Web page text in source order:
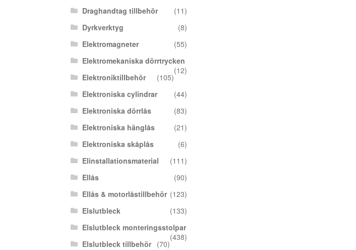
Draghandtag tillbehör
(11)
Dyrkverktyg
(8)
Elektromagneter
(55)
Elektromekaniska dörrtrycken
(12)
Elektroniktillbehör
(105)
Elektroniska cylindrar
(44)
Elektroniska dörrlås
(83)
Elektroniska hänglås
(21)
Elektroniska skåplås
(6)
Elinstallationsmaterial
(111)
Ellås
(90)
Ellås & motorlåstillbehör (123)
Elslutbleck
(133)
Elslutbleck monteringsstolpar
(438)
Elslutbleck tillbehör
(70)